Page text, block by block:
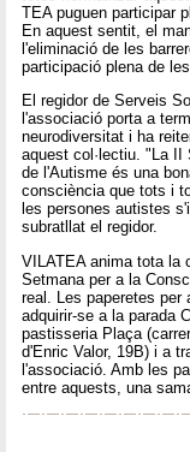
TEA puguen participar
En aquest sentit, el
l'eliminació de les
participació plena de
El regidor de Serveis
l'associació porta a
neurodiversitat i ha
aquest col·lectiu. "La
de l'Autisme és una
consciència que tots i
les persones autistes
subratllat el regidor.
VILATEA anima tota la
Setmana per a la
real. Les paperetes per
adquirir-se a la parada
pastisseria Plaça
d'Enric Valor, 19B) i a
l'associació. Amb les
entre aquests, una